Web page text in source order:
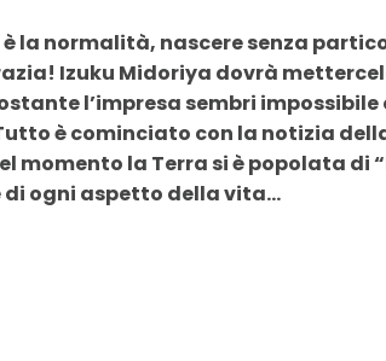
è la normalità, nascere senza
Izuku Midoriya dovrà
l’impresa sembri
è cominciato con la notizia
momento la Terra si è popolata di
ogni aspetto della vita…